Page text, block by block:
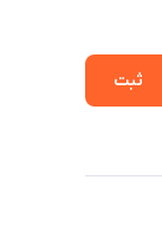
ثبت